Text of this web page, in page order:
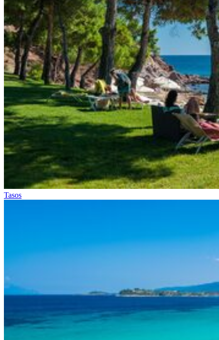
Tasos